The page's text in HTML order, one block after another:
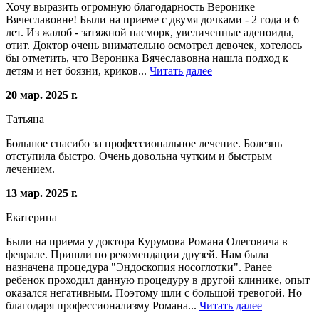
Хочу выразить огромную благодарность Веронике
Вячеславовне! Были на приеме с двумя дочками - 2 года и 6
лет. Из жалоб - затяжной насморк, увеличенные аденоиды,
отит. Доктор очень внимательно осмотрел девочек, хотелось
бы отметить, что Вероника Вячеславовна нашла подход к
детям и нет боязни, криков... Читать далее
20 мар. 2025 г.
Татьяна
Большое спасибо за профессиональное лечение. Болезнь
отступила быстро. Очень довольна чутким и быстрым
лечением.
13 мар. 2025 г.
Екатерина
Были на приема у доктора Курумова Романа Олеговича в
феврале. Пришли по рекомендации друзей. Нам была
назначена процедура "Эндоскопия носоглотки". Ранее
ребенок проходил данную процедуру в другой клинике, опыт
оказался негативным. Поэтому шли с большой тревогой. Но
благодаря профессионализму Романа... Читать далее